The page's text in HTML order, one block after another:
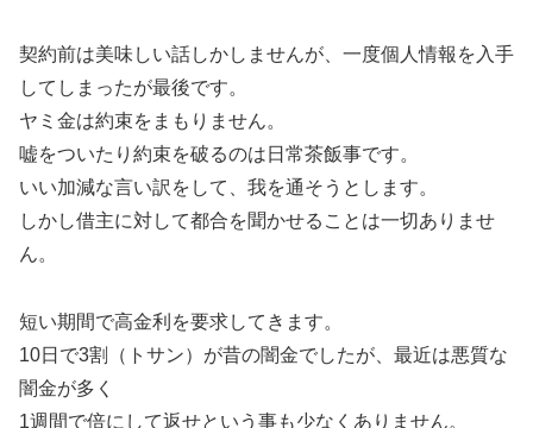
契約前は美味しい話しかしませんが、一度個人情報を入手
してしまったが最後です。
ヤミ金は約束をまもりません。
嘘をついたり約束を破るのは日常茶飯事です。
いい加減な言い訳をして、我を通そうとします。
しかし借主に対して都合を聞かせることは一切ありませ
ん。
短い期間で高金利を要求してきます。
10日で3割（トサン）が昔の闇金でしたが、最近は悪質な
闇金が多く
1週間で倍にして返せという事も少なくありません。